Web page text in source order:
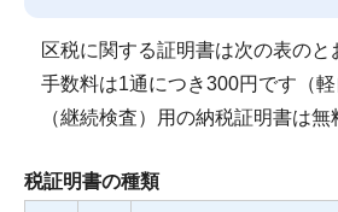
区税に関する証明書は次の表のと
手数料は1通につき300円です（
（継続検査）用の納税証明書は無
税証明書の種類